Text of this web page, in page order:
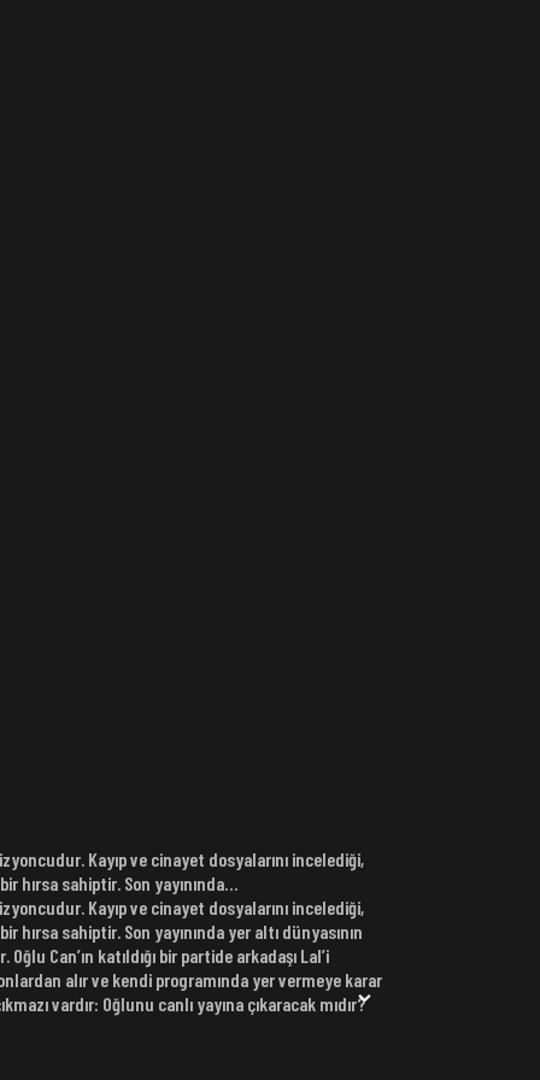
Kayıp ve cinayet dosyalarını incelediği,
hırsa sahiptir. Son yayınında…
Kayıp ve cinayet dosyalarını incelediği,
sahiptir. Son yayınında yer altı dünyasının
Can’ın katıldığı bir partide arkadaşı Lal’i
alır ve kendi programında yer vermeye karar
vardır: Oğlunu canlı yayına çıkaracak mıdır?